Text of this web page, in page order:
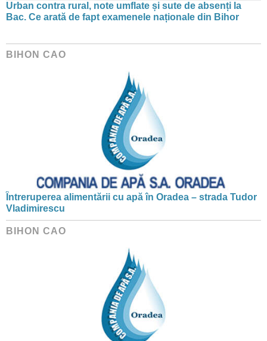
Urban contra rural, note umflate și sute de absenți la
Bac. Ce arată de fapt examenele naționale din Bihor
BIHON CAO
Întreruperea alimentării cu apă în Oradea – strada Tudor
Vladimirescu
BIHON CAO